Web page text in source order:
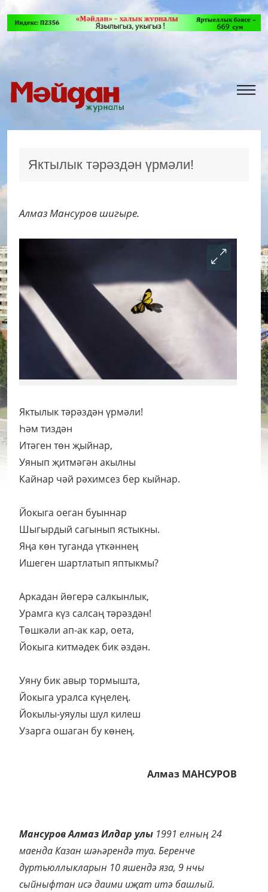
Яктылык тәрәздән үрмәли!
Алмаз Мансуров шигыре.
Яктылык тәрәздән үрмәли!
Һәм тиздән
Итәген төн җыйнар,
Уянып җитмәгән акылны
Кайнар чәй рәхимсез бер кыйнар.
Йокыга оеган буыннар
Шыгырдый сагынып ястыкны.
Яңа көн туганда үткәннең
Ишеген шартлатып яптыкмы?
Аркадан йөгерә салкынлык,
Урамга күз салсаң тәрәздән!
Төшкәли ап-ак кар, оета,
Йокыга китмәдек бик әздән.
Уяну бик авыр тормышта,
Йокыга уралса күңелең.
Йокылы-уяулы шул килеш
Узарга ошаган бу көнең.
Алмаз МАНСУРОВ
Мансуров Алмаз Илдар улы 1991 елның 24
маенда Казан шәһәрендә туа. Беренче
дүртьюллыкларын 10 яшендә яза, 9 нчы
сыйныфтан исә даими иҗат итә башлый.